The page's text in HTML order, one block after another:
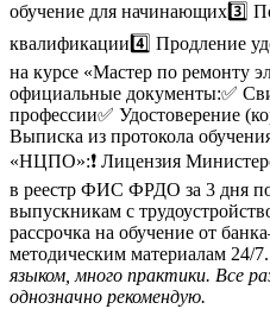
обучение для начинающих3️⃣
квалификации4️⃣ Продление
на курсе «Мастер по ремонту
официальные документы:✅
профессии✅ Удостоверение
Выписка из протокола
«НЦПО»:❗️ Лицензия
в реестр ФИС ФРДО за 3 дня
выпускникам с
рассрочка на обучение от
методическим материалам 24/7.
языком, много практики. Все
однозначно рекомендую.